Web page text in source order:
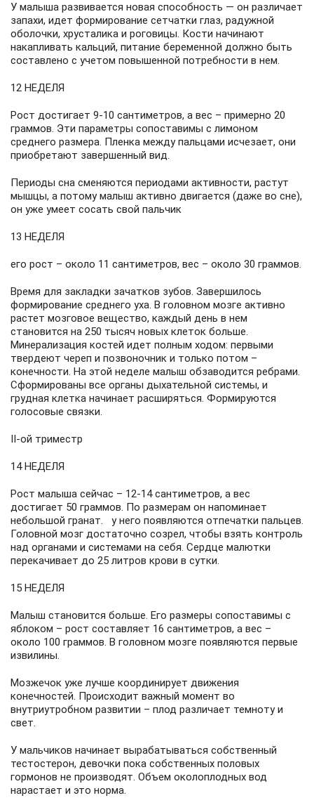
У малыша развивается новая способность — он различает
запахи, идет формирование сетчатки глаз, радужной
оболочки, хрусталика и роговицы. Кости начинают
накапливать кальций, питание беременной должно быть
составлено с учетом повышенной потребности в нем.
12 НЕДЕЛЯ
Рост достигает 9-10 сантиметров, а вес – примерно 20
граммов. Эти параметры сопоставимы с лимоном
среднего размера. Пленка между пальцами исчезает, они
приобретают завершенный вид.
Периоды сна сменяются периодами активности, растут
мышцы, а потому малыш активно двигается (даже во сне),
он уже умеет сосать свой пальчик
13 НЕДЕЛЯ
его рост – около 11 сантиметров, вес – около 30 граммов.
Время для закладки зачатков зубов. Завершилось
формирование среднего уха. В головном мозге активно
растет мозговое вещество, каждый день в нем
становится на 250 тысяч новых клеток больше.
Минерализация костей идет полным ходом: первыми
твердеют череп и позвоночник и только потом –
конечности. На этой неделе малыш обзаводится ребрами.
Сформированы все органы дыхательной системы, и
грудная клетка начинает расширяться. Формируются
голосовые связки.
II-ой триместр
14 НЕДЕЛЯ
Рост малыша сейчас – 12-14 сантиметров, а вес
достигает 50 граммов. По размерам он напоминает
небольшой гранат. у него появляются отпечатки пальцев.
Головной мозг достаточно созрел, чтобы взять контроль
над органами и системами на себя. Сердце малютки
перекачивает до 25 литров крови в сутки.
15 НЕДЕЛЯ
Малыш становится больше. Его размеры сопоставимы с
яблоком – рост составляет 16 сантиметров, а вес –
около 100 граммов. В головном мозге появляются первые
извилины.
Мозжечок уже лучше координирует движения
конечностей. Происходит важный момент во
внутриутробном развитии – плод различает темноту и
свет.
У мальчиков начинает вырабатываться собственный
тестостерон, девочки пока собственных половых
гормонов не производят. Объем околоплодных вод
нарастает и это норма.